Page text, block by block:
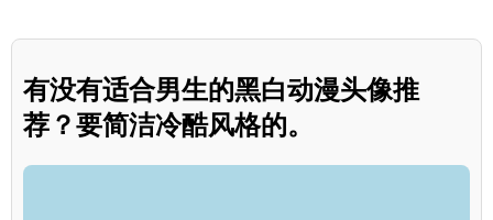
有没有适合男生的黑白动漫头像推
荐？要简洁冷酷风格的。